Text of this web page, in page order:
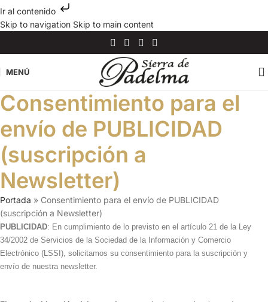
Ir al contenido
Skip to navigation Skip to main content
MENÚ
Consentimiento para el
envío de PUBLICIDAD
(suscripción a
Newsletter)
Portada » Consentimiento para el envío de PUBLICIDAD
(suscripción a Newsletter)
PUBLICIDAD: En cumplimiento de lo previsto en el artículo 21 de la Ley
34/2002 de Servicios de la Sociedad de la Información y Comercio
Electrónico (LSSI), solicitamos su consentimiento para la suscripción y
envío de nuestra newsletter.